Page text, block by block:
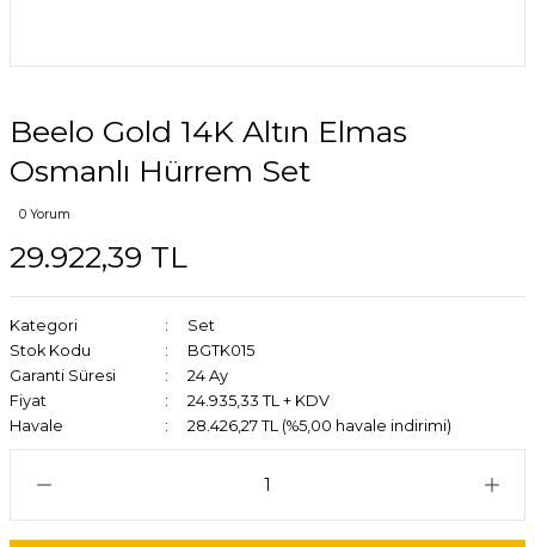
Beelo Gold 14K Altın Elmas
Osmanlı Hürrem Set
0 Yorum
29.922,39 TL
Kategori
Set
Stok Kodu
BGTK015
Garanti Süresi
24 Ay
Fiyat
24.935,33 TL + KDV
Havale
28.426,27 TL (%5,00 havale indirimi)